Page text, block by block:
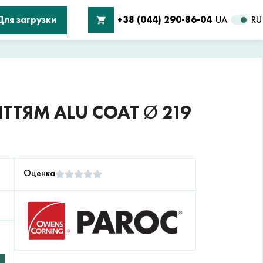
загрузки +38 (044) 290-86-04 UA RU
ALU COAT Ø 219
Оценка